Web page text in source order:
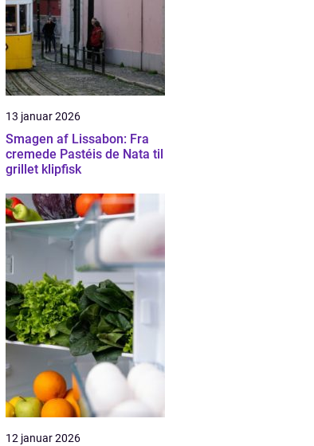
13 januar 2026
Smagen af Lissabon: Fra
cremede Pastéis de Nata til
grillet klipfisk
12 januar 2026